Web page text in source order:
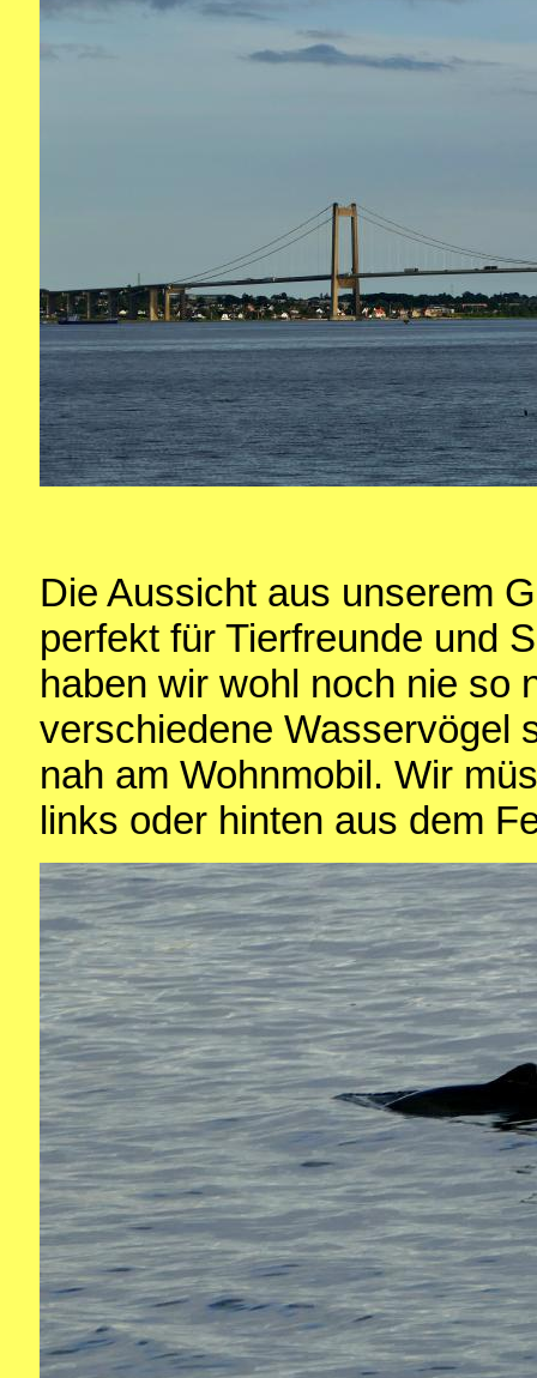
Die Aussicht aus unserem
perfekt für Tierfreunde und
haben wir wohl noch nie so
verschiedene Wasservögel
nah am Wohnmobil. Wir
links oder hinten aus dem